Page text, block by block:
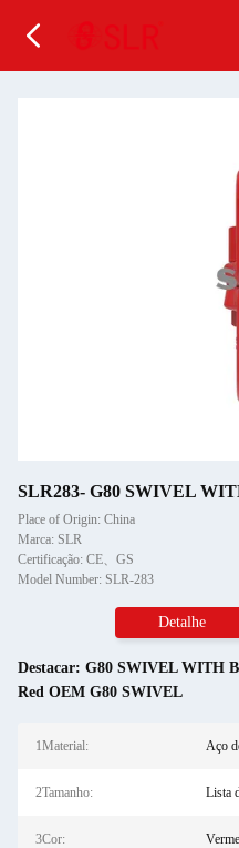
SLR283- G80 SWIVEL
Place of Origin: China
Marca: SLR
Certificação: CE、GS
Model Number: SLR-283
Detalhe
Destacar: G80 SWIVEL WITH
Red OEM G80 SWIVEL
1Material: Aço
2Tamanho: Lista
3Cor: